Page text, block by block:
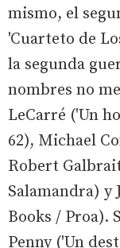
mismo, el
'Cuarteto de
la segunda
nombres no
LeCarré ('Un
62), Michael
Robert
Salamandra) y
Books / Proa).
Penny ('Un